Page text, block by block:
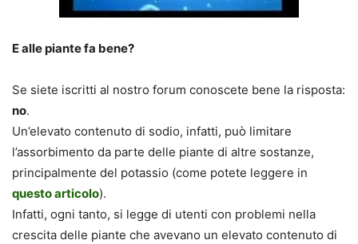
E alle piante fa bene?
Se siete iscritti al nostro forum conoscete bene la risposta:
no.
Un’elevato contenuto di sodio, infatti, può limitare
l’assorbimento da parte delle piante di altre sostanze,
principalmente del potassio (come potete leggere in
questo articolo).
Infatti, ogni tanto, si legge di utenti con problemi nella
crescita delle piante che avevano un elevato contenuto di